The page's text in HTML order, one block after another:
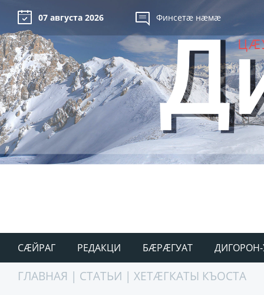
07 августа 2026 Финсетæ нæмæ
СÆЙРАГ РЕДАКЦИ БÆРÆГУАТ ДИГОРОН-
ГЛАВНАЯ | СТАТЬИ | ХЕТӔГКАТЫ КЪОСТА